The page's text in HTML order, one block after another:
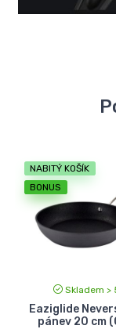
NABITÝ KOŠÍK
BONUS
Skladem >
Eaziglide
pánev 20 cm